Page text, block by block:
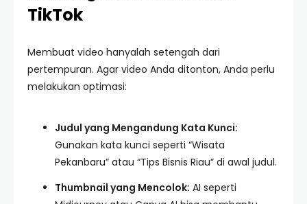
TikTok
Membuat video hanyalah setengah dari
pertempuran. Agar video Anda ditonton, Anda perlu
melakukan optimasi:
Judul yang Mengandung Kata Kunci:
Gunakan kata kunci seperti “Wisata
Pekanbaru” atau “Tips Bisnis Riau” di awal judul.
Thumbnail yang Mencolok: AI seperti